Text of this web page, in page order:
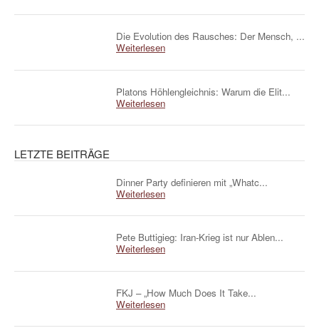
Die Evolution des Rausches: Der Mensch, ...
Weiterlesen
Platons Höhlengleichnis: Warum die Elit...
Weiterlesen
LETZTE BEITRÄGE
Dinner Party definieren mit „Whatc...
Weiterlesen
Pete Buttigieg: Iran-Krieg ist nur Ablen...
Weiterlesen
FKJ – „How Much Does It Take...
Weiterlesen